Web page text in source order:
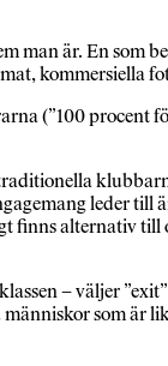
är. En som
kommersiella
(”100 procent
leder till
finns alternativ
– väljer
som är